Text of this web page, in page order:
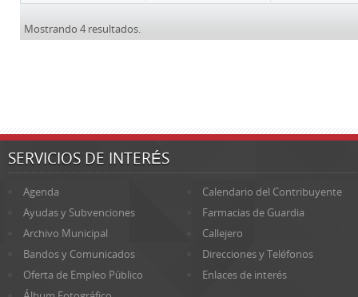
Mostrando 4 resultados.
SERVICIOS DE INTERÉS
Agenda
Calendario del Contribuyente
Ayudas y Subvenciones
Farmacias de Guardia
Archivo Municipal
Callejero
Bandos y Comunicados
Direcciones y Teléfonos
Oferta de Empleo Público
Enlaces de interés